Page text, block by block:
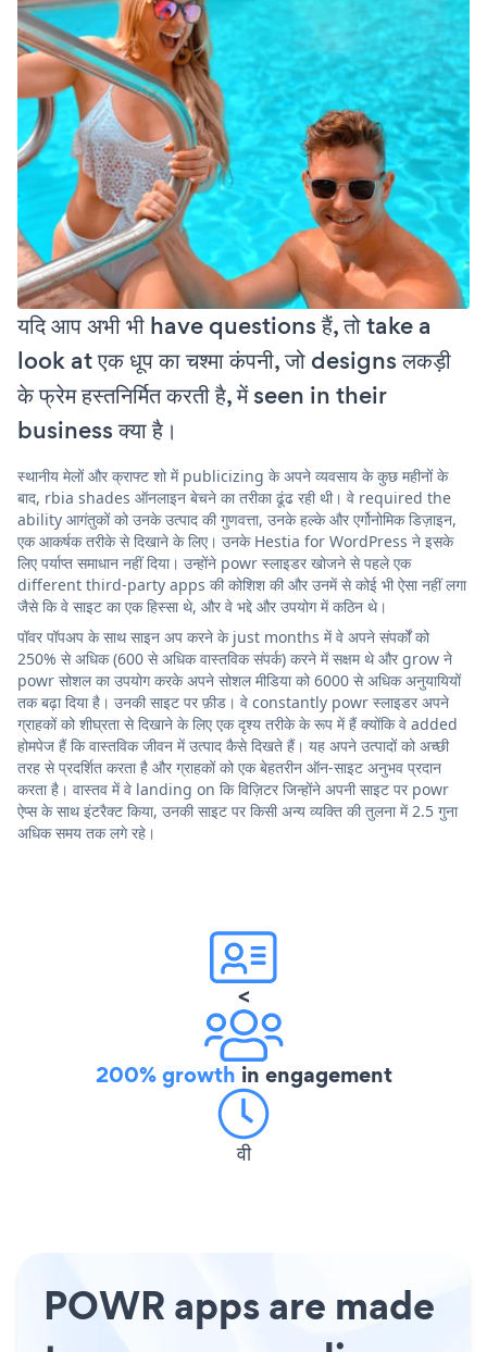
यदि आप अभी भी have questions हैं, तो take a
look at एक धूप का चश्मा कंपनी, जो designs लकड़ी
के फ्रेम हस्तनिर्मित करती है, में seen in their
business क्या है।
स्थानीय मेलों और क्राफ्ट शो में publicizing के अपने व्यवसाय के कुछ महीनों के
बाद, rbia shades ऑनलाइन बेचने का तरीका ढूंढ रही थी। वे required the
ability आगंतुकों को उनके उत्पाद की गुणवत्ता, उनके हल्के और एर्गोनोमिक डिज़ाइन,
एक आकर्षक तरीके से दिखाने के लिए। उनके Hestia for WordPress ने इसके
लिए पर्याप्त समाधान नहीं दिया। उन्होंने powr स्लाइडर खोजने से पहले एक
different third-party apps की कोशिश की और उनमें से कोई भी ऐसा नहीं लगा
जैसे कि वे साइट का एक हिस्सा थे, और वे भद्दे और उपयोग में कठिन थे।
पॉवर पॉपअप के साथ साइन अप करने के just months में वे अपने संपर्कों को
250% से अधिक (600 से अधिक वास्तविक संपर्क) करने में सक्षम थे और grow ने
powr सोशल का उपयोग करके अपने सोशल मीडिया को 6000 से अधिक अनुयायियों
तक बढ़ा दिया है। उनकी साइट पर फ़ीड। वे constantly powr स्लाइडर अपने
ग्राहकों को शीघ्रता से दिखाने के लिए एक दृश्य तरीके के रूप में हैं क्योंकि वे added
होमपेज हैं कि वास्तविक जीवन में उत्पाद कैसे दिखते हैं। यह अपने उत्पादों को अच्छी
तरह से प्रदर्शित करता है और ग्राहकों को एक बेहतरीन ऑन-साइट अनुभव प्रदान
करता है। वास्तव में वे landing on कि विज़िटर जिन्होंने अपनी साइट पर powr
ऐप्स के साथ इंटरैक्ट किया, उनकी साइट पर किसी अन्य व्यक्ति की तुलना में 2.5 गुना
अधिक समय तक लगे रहे।
<
200% growth in engagement
वी
POWR apps are made